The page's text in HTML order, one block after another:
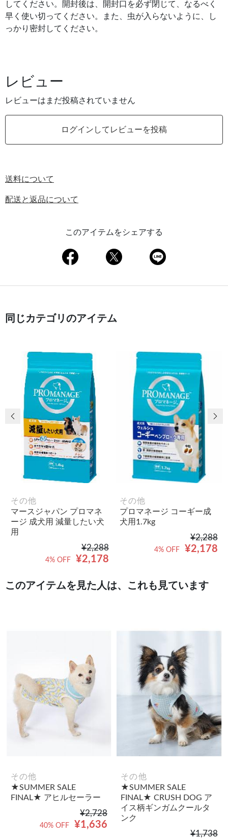
してください。開封後は、開封口を必ず閉じて、なるべく
早く使い切ってください。また、虫が入らないように、し
っかり密封してください。
レビュー
レビューはまだ投稿されていません
ログインしてレビューを投稿
送料について
配送と返品について
このアイテムをシェアする
同じカテゴリのアイテム
その他
マースジャパン プロマネ
ージ 成犬用 減量したい犬
用
¥2,288
¥2,178
4% OFF
その他
プロマネージ コーギー成
犬用1.7kg
¥2,288
¥2,178
4% OFF
前の画像 次
このアイテムを見た人は、これも見ています
その他
★SUMMER SALE
FINAL★ アヒルセーラー
¥2,728
¥1,636
40% OFF
その他
★SUMMER SALE
FINAL★ CRUSH DOG ア
イス柄ギンガムクールタ
ンク
¥1,738